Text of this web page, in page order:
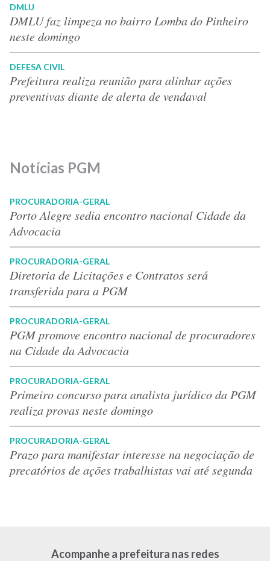
DMLU
DMLU faz limpeza no bairro Lomba do Pinheiro
neste domingo
DEFESA CIVIL
Prefeitura realiza reunião para alinhar ações
preventivas diante de alerta de vendaval
Notícias PGM
PROCURADORIA-GERAL
Porto Alegre sedia encontro nacional Cidade da
Advocacia
PROCURADORIA-GERAL
Diretoria de Licitações e Contratos será
transferida para a PGM
PROCURADORIA-GERAL
PGM promove encontro nacional de procuradores
na Cidade da Advocacia
PROCURADORIA-GERAL
Primeiro concurso para analista jurídico da PGM
realiza provas neste domingo
PROCURADORIA-GERAL
Prazo para manifestar interesse na negociação de
precatórios de ações trabalhistas vai até segunda
Acompanhe a prefeitura nas redes